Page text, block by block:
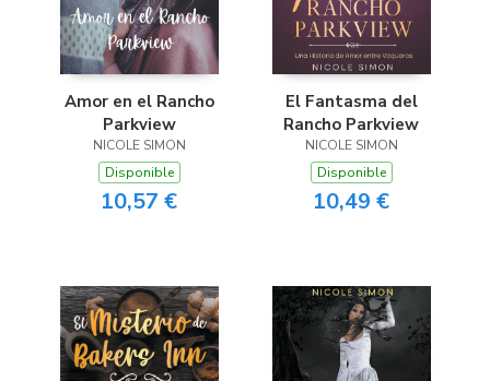
Amor en el Rancho
Parkview
NICOLE SIMON
Disponible
10,57 €
El Fantasma del
Rancho Parkview
NICOLE SIMON
Disponible
10,49 €